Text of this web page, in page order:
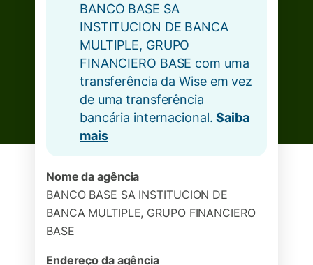
BANCO BASE SA
INSTITUCION DE BANCA
MULTIPLE, GRUPO
FINANCIERO BASE com uma
transferência da Wise em vez
de uma transferência
bancária internacional.Saiba
mais
Nome da agência
BANCO BASE SA INSTITUCION DE
BANCA MULTIPLE, GRUPO FINANCIERO
BASE
Endereço da agência